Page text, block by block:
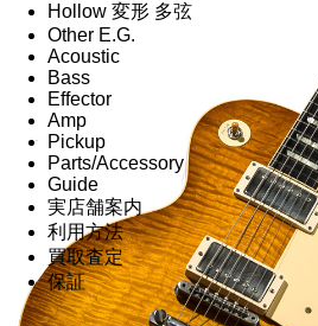
Hollow 変形 多弦
Other E.G.
Acoustic
Bass
Effector
Amp
Pickup
Parts/Accessory
Guide
実店舗案内
利用方法
買取査定
保証